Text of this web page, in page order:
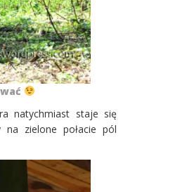
natychmiast staje się
na zielone połacie pól